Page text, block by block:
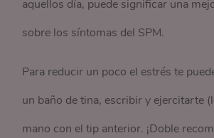
aquellos día, puede significar una
sobre los síntomas del SPM.
Para reducir un poco el estrés te
un baño de tina, escribir y ejercitarte
mano con el tip anterior. ¡Doble